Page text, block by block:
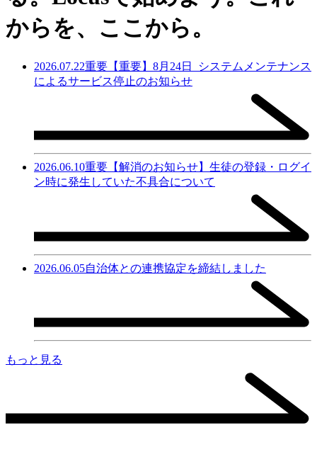
からを、ここから。
2026.07.22重要 【重要】8月24日_システムメンテナンス
によるサービス停止のお知らせ
2026.06.10重要 【解消のお知らせ】生徒の登録・ログイ
ン時に発生していた不具合について
2026.06.05自治体との連携協定を締結しました
もっと見る